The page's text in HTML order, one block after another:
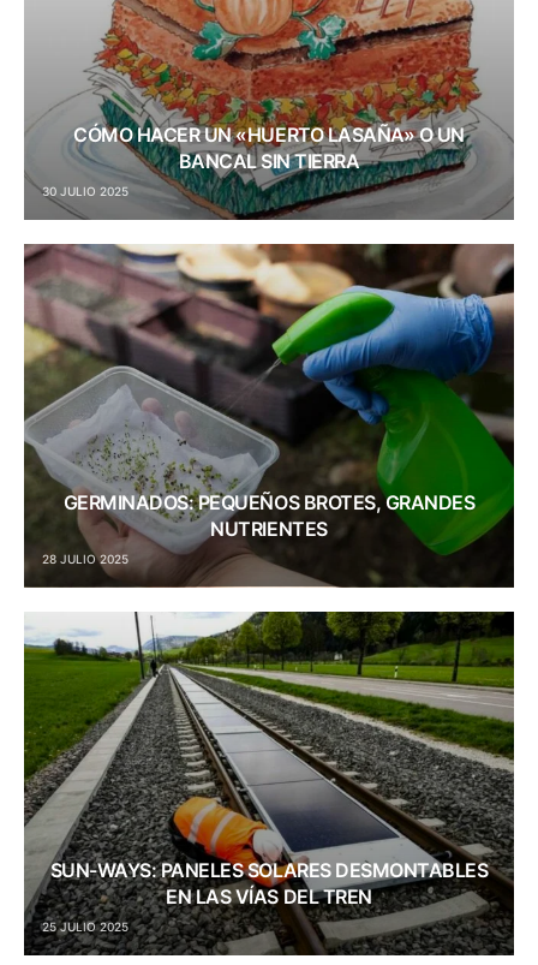
CÓMO HACER UN «HUERTO LASAÑA» O UN
BANCAL SIN TIERRA
30 JULIO 2025
GERMINADOS: PEQUEÑOS BROTES, GRANDES
NUTRIENTES
28 JULIO 2025
SUN-WAYS: PANELES SOLARES DESMONTABLES
EN LAS VÍAS DEL TREN
25 JULIO 2025